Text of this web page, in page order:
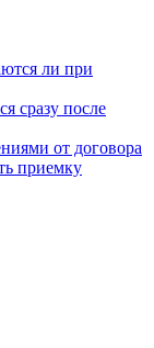
ли при
сразу после
от договора
приемку